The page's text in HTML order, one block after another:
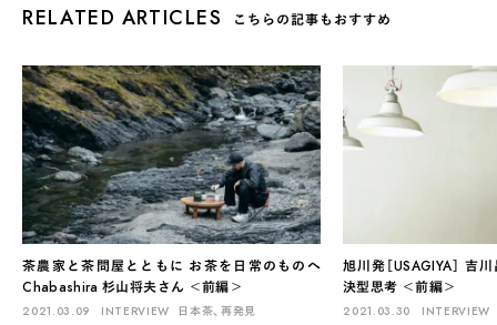
RELATED ARTICLES こちらの記事もおすすめ
茶農家と茶問屋とともに お茶を日常のものへ
Chabashira 杉山将夫さん ＜前編＞
2021.03.09 INTERVIEW
日本茶、再発見
旭川発［USAGIYA］ 吉
決型思考 ＜前編＞
2021.03.30
INTERVIEW